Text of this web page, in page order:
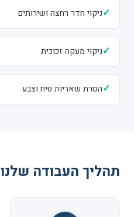
✓ניקוי חדר רחצה ושירותים
✓ניקוי מעקה זכוכית
✓הסרת שאריות טיח וצבע
תהליך העבודה שלנו